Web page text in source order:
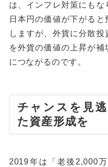
は、インフレ対策にも
日本円の価値が下がる
しますが、外貨に分散
を外貨の価値の上昇が
につながるのです。
チャンスを見
た資産形成を
2019年は「老後2,000